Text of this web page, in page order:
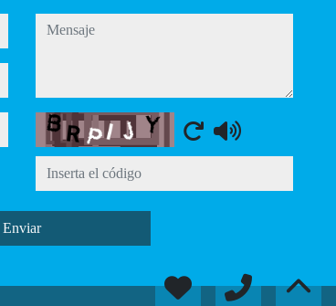
mensaje
Captcha
Enviar